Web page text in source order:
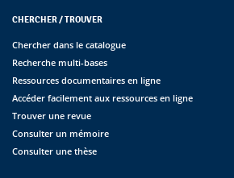
CHERCHER / TROUVER
Chercher dans le catalogue
Recherche multi-bases
Ressources documentaires en ligne
Accéder facilement aux ressources en ligne
Trouver une revue
Consulter un mémoire
Consulter une thèse